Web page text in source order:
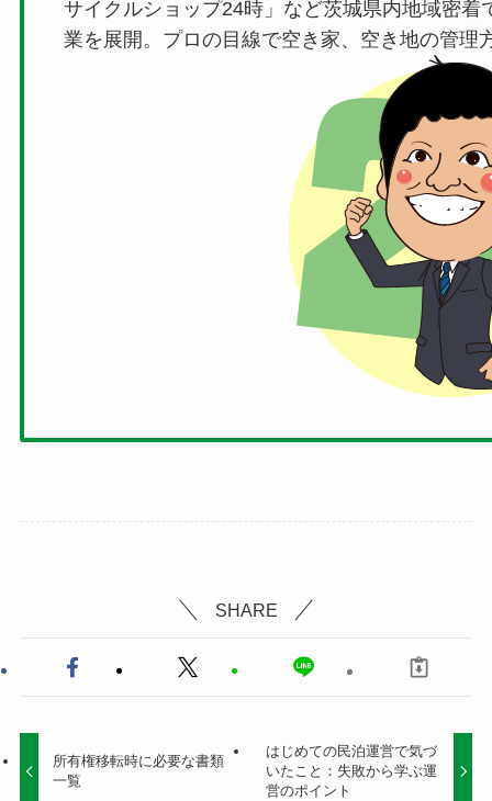
サイクルショップ24時」など茨城県内地域密
業を展開。プロの目線で空き家、空き地の管理
SHARE
所有権移転時に必要な書類
一覧
はじめての民泊運営で気づ
いたこと：失敗から学ぶ運
営のポイント